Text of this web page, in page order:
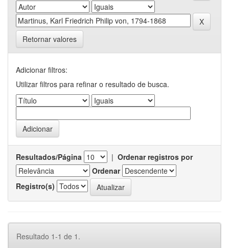
Retornar valores
Adicionar filtros:
Utilizar filtros para refinar o resultado de busca.
Resultados/Página | Ordenar registros por
Ordenar
Registro(s)
Resultado 1-1 de 1.